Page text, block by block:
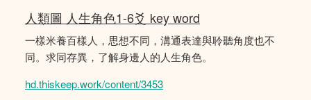
人類圖 人生角色1-6爻 key word
一樣米養百樣人，思想不同，溝通表達與聆聽角度也不
同。求同存異，了解身邊人的人生角色。
hd.thiskeep.work/content/3453